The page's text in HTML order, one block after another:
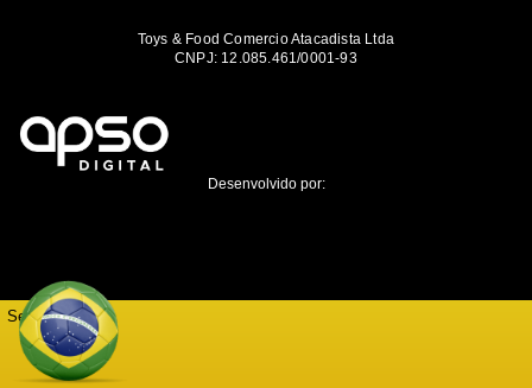
Toys & Food Comercio Atacadista Ltda
CNPJ: 12.085.461/0001-93
Desenvolvido por:
Seja notificado